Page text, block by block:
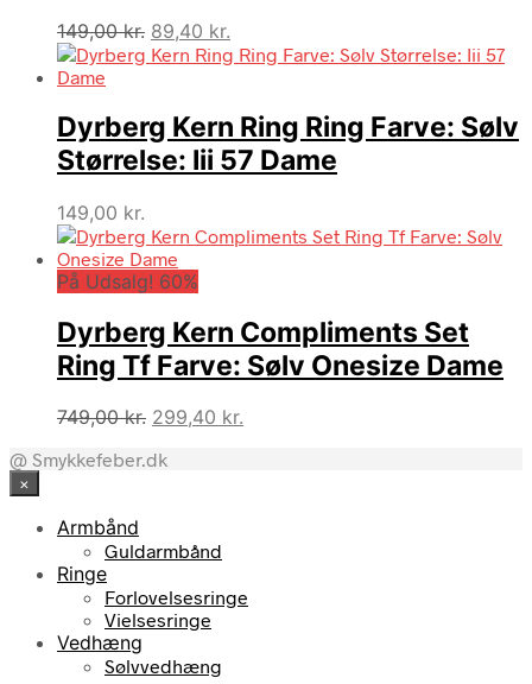
149,00kr. Den
oprindelige
149,00 kr..
89,40 kr.
aktuelle
89,40 kr..
Dyrberg Kern Ring Ring Farve: Sølv
Størrelse: Iii 57 Dame
149,00 kr.
På Udsalg! 60%
Dyrberg Kern Compliments Set
Ring Tf Farve: Sølv Onesize Dame
749,00kr. Den
pris
299,40 kr.
@ Smykkefeber.dk
×
Armbånd
Guldarmbånd
Ringe
Forlovelsesringe
Vielsesringe
Vedhæng
Sølvvedhæng